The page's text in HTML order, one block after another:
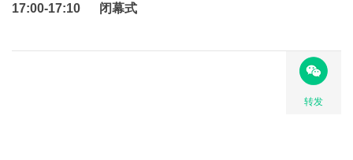
17:00-17:10 闭幕式
转发